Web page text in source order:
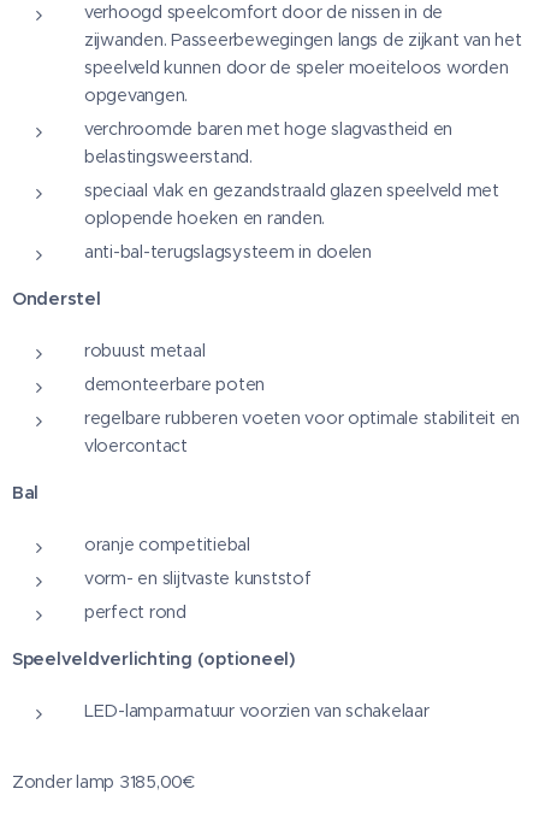
verhoogd speelcomfort door de nissen in de
zijwanden. Passeerbewegingen langs de zijkant van het
speelveld kunnen door de speler moeiteloos worden
opgevangen.
verchroomde baren met hoge slagvastheid en
belastingsweerstand.
speciaal vlak en gezandstraald glazen speelveld met
oplopende hoeken en randen.
anti-bal-terugslagsysteem in doelen
Onderstel
robuust metaal
demonteerbare poten
regelbare rubberen voeten voor optimale stabiliteit en
vloercontact
Bal
oranje competitiebal
vorm- en slijtvaste kunststof
perfect rond
Speelveldverlichting (optioneel)
LED-lamparmatuur voorzien van schakelaar
Zonder lamp 3185,00€